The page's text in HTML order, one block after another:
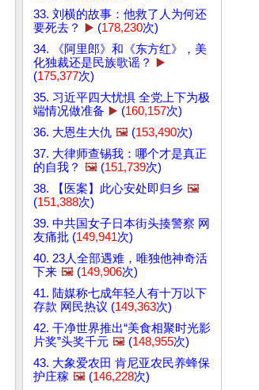
33. 刘横的故事：他救了人为何还
要死去？ ▶️ (178,230次)
34. 《阿里郎》和《东方红》，美
化独裁还是民族歌谣？ ▶️
(175,377次)
35. 习近平四大忧惧 全党上下为极
端情况做准备 ▶️ (160,157次)
36. 大恩生大仇 🖼️ (153,490次)
37. 大律师查锡我：哪个才是真正
的自我？ 🖼️ (151,739次)
38. 【医案】此心安处即归乡 🖼️
(151,388次)
39. 中共国女子日本街头揍警察 网
友痛批 (149,941次)
40. 23人全部遇难，唯独他神奇活
下来 🖼️ (149,906次)
41. 陆媒称七成年轻人有十万以下
存款 网民热议 (149,363次)
42. 干净世界推出“美食相聚时光影
片奖”头奖千元 🖼️ (148,955次)
43. 大象爱农田 肯尼亚农民养蜂保
护庄稼 🖼️ (146,228次)